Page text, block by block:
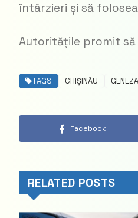
întârzieri și să
Autoritățile promit să
TAGS CHIȘINĂU GENEZA
Facebook
RELATED POSTS